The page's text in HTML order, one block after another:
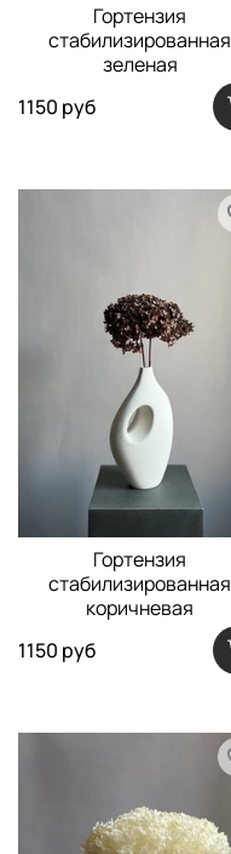
Гортензия
стабилизированная
зеленая
1150 руб
Гортензия
стабилизированная
коричневая
1150 руб